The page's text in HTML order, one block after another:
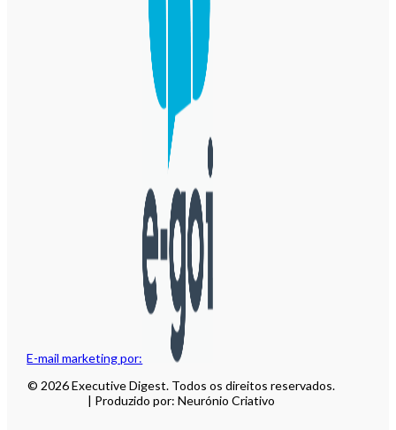
E-mail marketing por:
© 2026 Executive Digest. Todos os direitos reservados.
| Produzido por: Neurónio Criativo